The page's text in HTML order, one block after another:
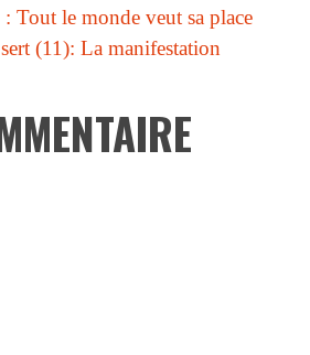
Tout le monde veut sa place
(11): La manifestation